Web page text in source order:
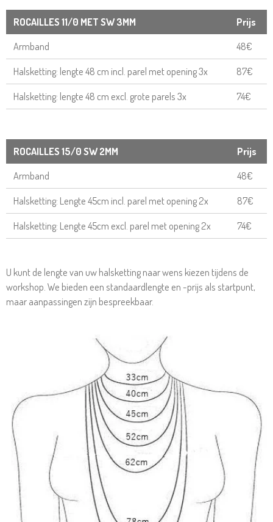
ROCAILLES 11/0 MET SW 3MM
Prijs
Armband
48€
Halsketting: lengte 48 cm incl. parel met opening 3x
87€
Halsketting: lengte 48 cm excl. grote parels 3x
74€
ROCAILLES 15/0 SW 2MM
Prijs
Armband
48€
Halsketting: Lengte 45cm incl. parel met opening 2x
87€
Halsketting: Lengte 45cm excl. parel met opening 2x
74€
U kunt de lengte van uw halsketting naar wens kiezen tijdens de
workshop. We bieden een standaardlengte en -prijs als startpunt,
maar aanpassingen zijn bespreekbaar.